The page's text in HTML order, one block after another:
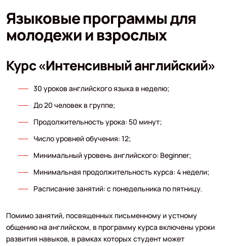
Языковые программы для
молодежи и взрослых
Курс «Интенсивный английский»
30 уроков английского языка в неделю;
До 20 человек в группе;
Продолжительность урока: 50 минут;
Число уровней обучения: 12;
Минимальный уровень английского: Beginner;
Минимальная продолжительность курса: 4 недели;
Расписание занятий: с понедельника по пятницу.
Помимо занятий, посвященных письменному и устному
общению на английском, в программу курса включены уроки
развития навыков, в рамках которых студент может